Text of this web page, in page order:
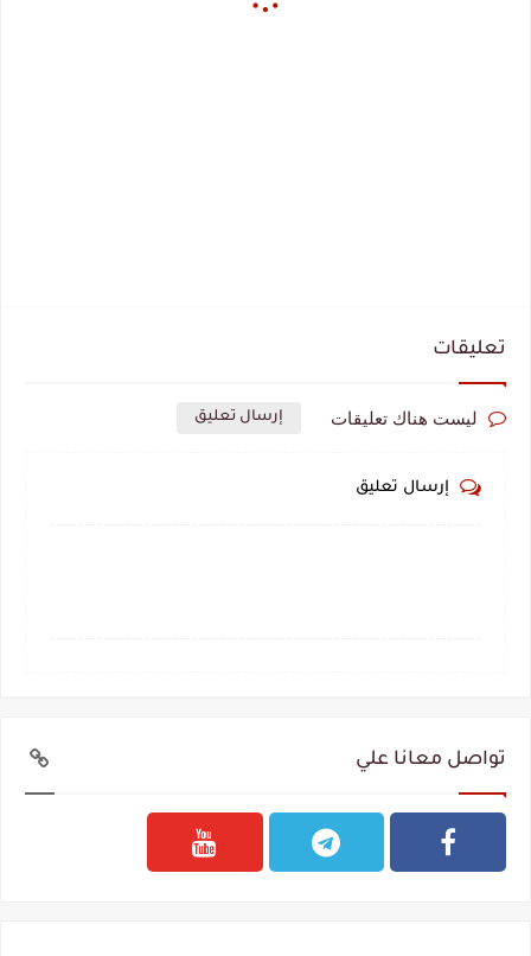
تعليقات
ليست هناك تعليقات إرسال تعليق
إرسال تعليق
تواصل معانا علي